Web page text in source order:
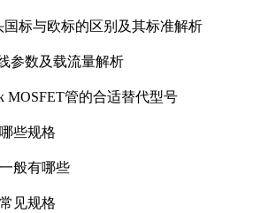
国标与欧标的区别及其标准解析
参数及载流量解析
MOSFET管的合适替代型号
些规格
般有哪些
见规格